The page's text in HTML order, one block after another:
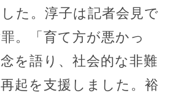
た。淳子は記者会見で
。「育て方が悪かっ
を語り、社会的な非難
起を支援しました。裕